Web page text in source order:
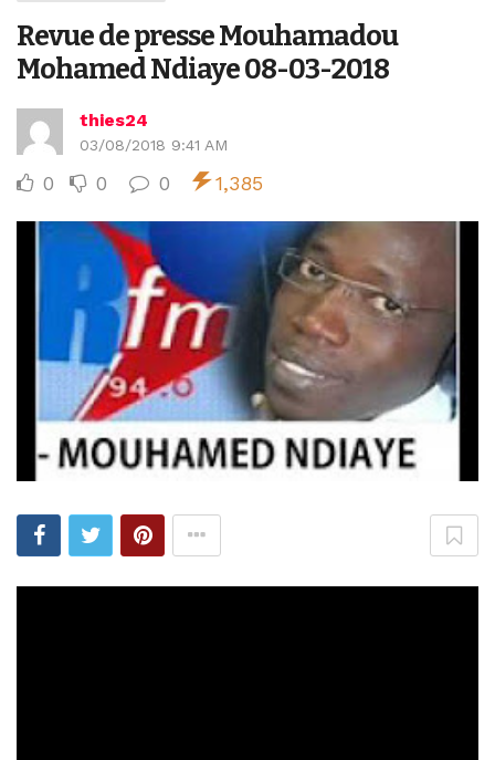
Revue de presse Mouhamadou
Mohamed Ndiaye 08-03-2018
thies24
03/08/2018 9:41 AM
0 0 0 1,385